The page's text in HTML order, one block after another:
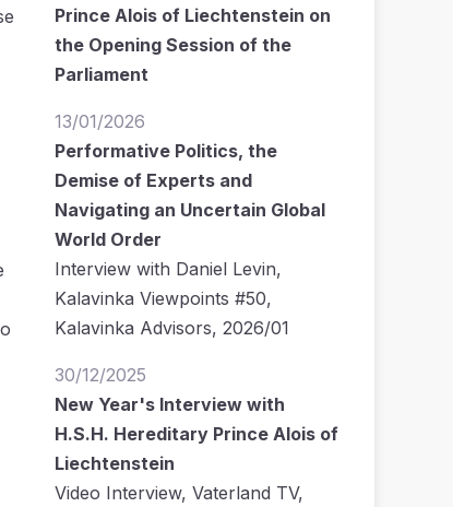
Prince Alois of Liechtenstein on
the Opening Session of the
Parliament
13/01/2026
Performative Politics, the
Demise of Experts and
Navigating an Uncertain Global
World Order
Interview with Daniel Levin,
Kalavinka Viewpoints #50,
Kalavinka Advisors, 2026/01
30/12/2025
New Year's Interview with
H.S.H. Hereditary Prince Alois of
Liechtenstein
Video Interview, Vaterland TV,